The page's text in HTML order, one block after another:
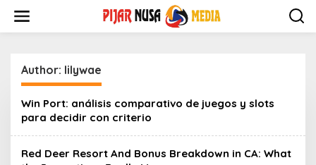
content
Author: lilywae
Win Port: análisis comparativo de juegos y slots
para decidir con criterio
Red Deer Resort And Bonus Breakdown in CA: What